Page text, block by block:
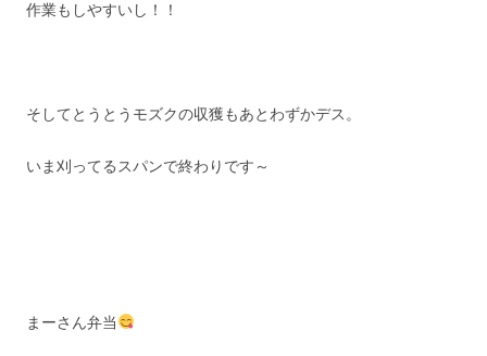
作業もしやすいし！！
そしてとうとうモズクの収獲もあとわずかデス。
いま刈ってるスパンで終わりです～
まーさん弁当